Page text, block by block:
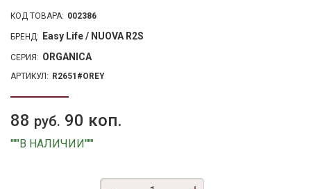
КОД ТОВАРА: 002386
БРЕНД: Easy Life / NUOVA R2S
СЕРИЯ: ORGANICA
АРТИКУЛ: R2651#OREY
88 руб. 90 коп.
"""В НАЛИЧИИ"""